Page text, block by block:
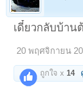
เดี๋ยวกลับบ้าน
20 พฤศจิกายน
ถูกใจ x 14